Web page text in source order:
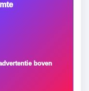
boven